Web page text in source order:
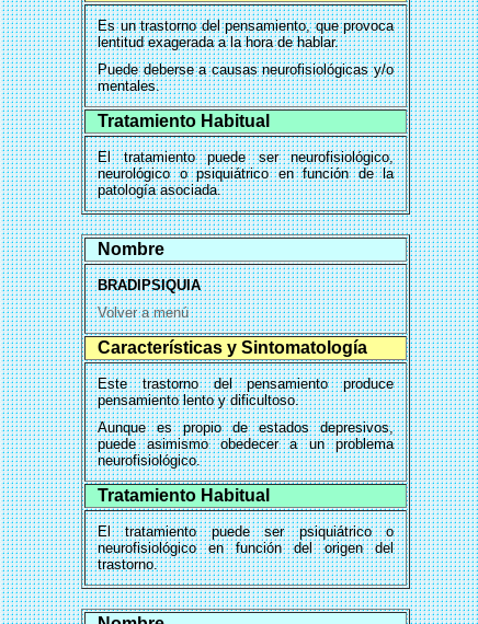
Es un trastorno del pensamiento, que provoca
lentitud exagerada a la hora de hablar.
Puede deberse a causas neurofisiológicas y/o
mentales.
Tratamiento Habitual
El tratamiento puede ser neurofisiológico,
neurológico o psiquiátrico en función de la
patología asociada.
Nombre
BRADIPSIQUIA
Volver a menú
Características y Sintomatología
Este trastorno del pensamiento produce
pensamiento lento y dificultoso.
Aunque es propio de estados depresivos,
puede asimismo obedecer a un problema
neurofisiológico.
Tratamiento Habitual
El tratamiento puede ser psiquiátrico o
neurofisiológico en función del origen del
trastorno.